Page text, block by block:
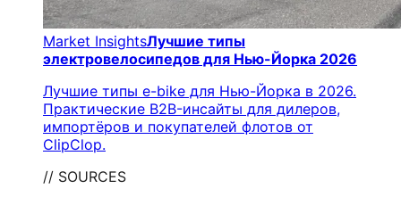
Market InsightsЛучшие типы
электровелосипедов для Нью-Йорка 2026
Лучшие типы e-bike для Нью-Йорка в 2026.
Практические B2B-инсайты для дилеров,
импортёров и покупателей флотов от
ClipClop.
// SOURCES